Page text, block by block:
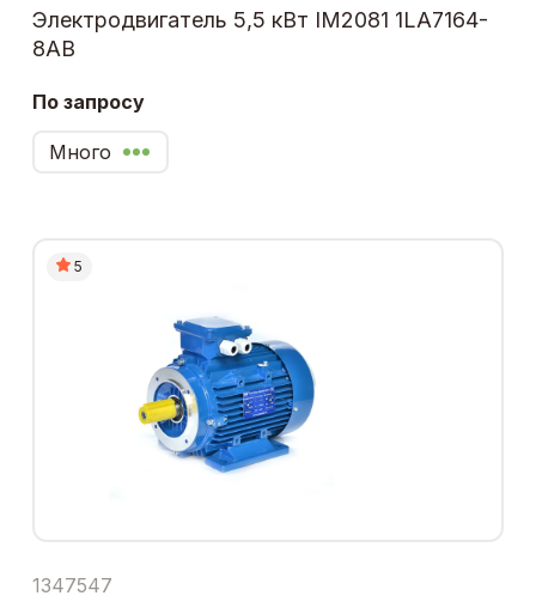
Электродвигатель 5,5 кВт IM2081 1LA7164-
8AB
По запросу
Много
5
1347547